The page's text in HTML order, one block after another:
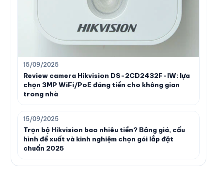
15/09/2025
Review camera Hikvision DS-2CD2432F-IW: lựa
chọn 3MP WiFi/PoE đáng tiền cho không gian
trong nhà
15/09/2025
Trọn bộ Hikvision bao nhiêu tiền? Bảng giá, cấu
hình đề xuất và kinh nghiệm chọn gói lắp đặt
chuẩn 2025